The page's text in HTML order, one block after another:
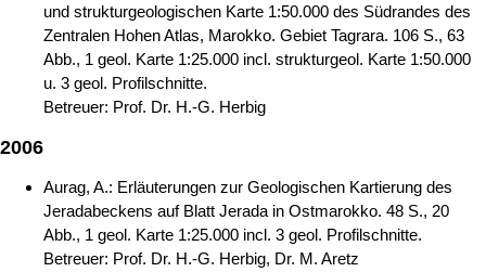
und strukturgeologischen Karte 1:50.000 des Südrandes des
Zentralen Hohen Atlas, Marokko. Gebiet Tagrara. 106 S., 63
Abb., 1 geol. Karte 1:25.000 incl. strukturgeol. Karte 1:50.000
u. 3 geol. Profilschnitte.
Betreuer: Prof. Dr. H.-G. Herbig
2006
Aurag, A.: Erläuterungen zur Geologischen Kartierung des
Jeradabeckens auf Blatt Jerada in Ostmarokko. 48 S., 20
Abb., 1 geol. Karte 1:25.000 incl. 3 geol. Profilschnitte.
Betreuer: Prof. Dr. H.-G. Herbig, Dr. M. Aretz